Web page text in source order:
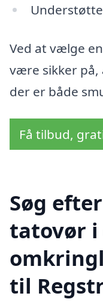
Ved at vælge
være sikker på,
der er både
Få tilbud,
Søg
tatovør i
til